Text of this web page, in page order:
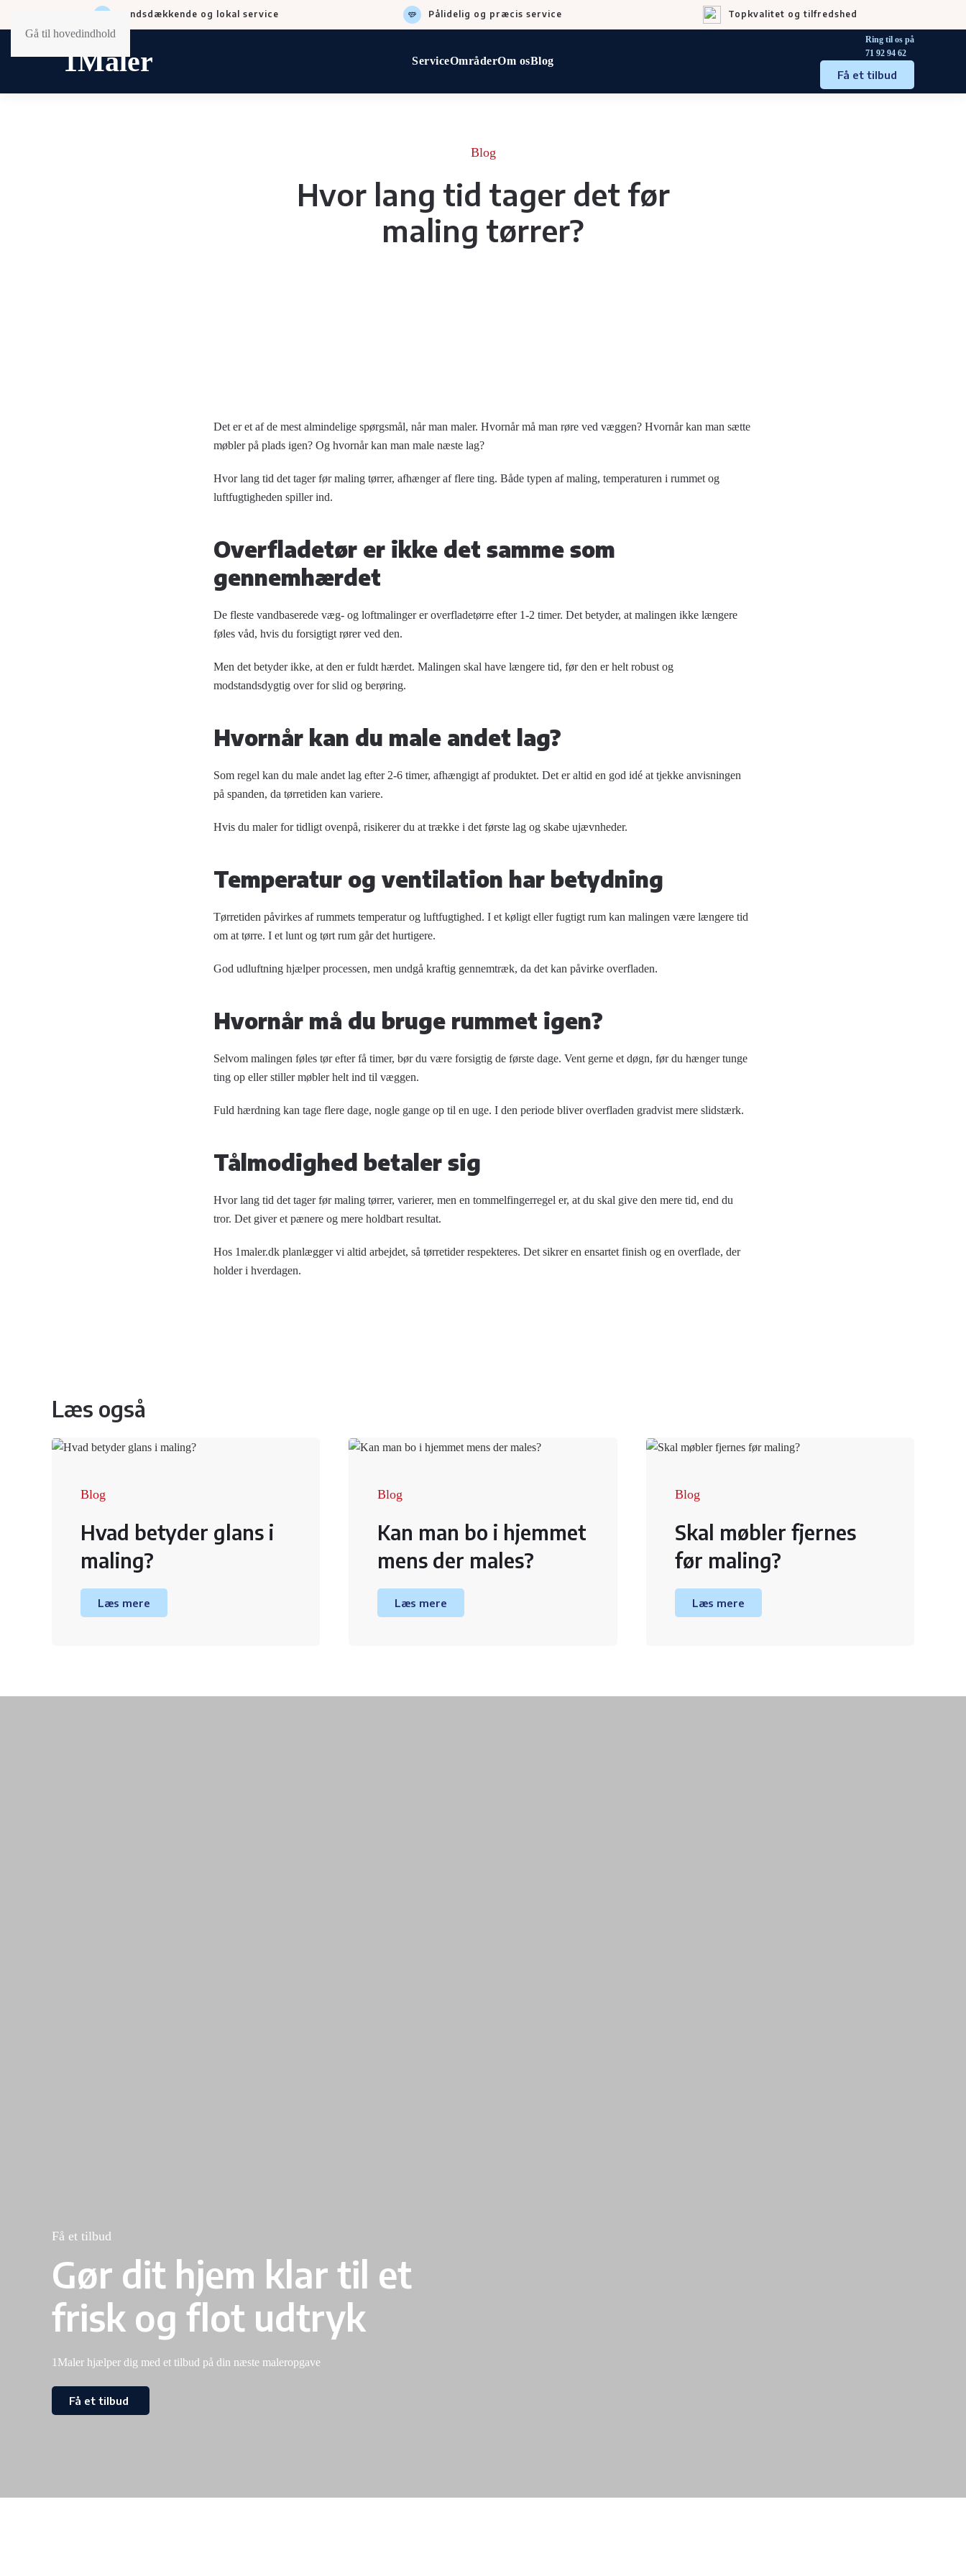
Gå til hovedindhold
ServiceOmråderOm osBlog
Ring til os på
71 92 94 62
Få et tilbud
Landsdækkende og lokal service Pålidelig og præcis service Topkvalitet og tilfredshed
Blog
Hvor lang tid tager det før
maling tørrer?
Det er et af de mest almindelige spørgsmål, når man maler. Hvornår må man røre ved væggen? Hvornår kan man sætte
møbler på plads igen? Og hvornår kan man male næste lag?
Hvor lang tid det tager før maling tørrer, afhænger af flere ting. Både typen af maling, temperaturen i rummet og
luftfugtigheden spiller ind.
Overfladetør er ikke det samme som
gennemhærdet
De fleste vandbaserede væg- og loftmalingerer overfladetørre efter 1-2 timer. Det betyder, at malingen ikke længere
føles våd, hvis du forsigtigt rører ved den.
Men det betyder ikke, at den er fuldt hærdet. Malingen skal have længere tid, før den er helt robust og
modstandsdygtig over for slid og berøring.
Hvornår kan du male andet lag?
Som regel kan du male andet lag efter 2-6 timer, afhængigt af produktet. Det er altid en god idé at tjekke anvisningen
på spanden, da tørretiden kan variere.
Hvis du maler for tidligt ovenpå, risikerer du at trække i det første lag og skabe ujævnheder.
Temperatur og ventilation har betydning
Tørretiden påvirkes af rummets temperatur og luftfugtighed. I et køligt eller fugtigt rum kan malingen være længere tid
om at tørre. I et lunt og tørt rum går det hurtigere.
God udluftning hjælper processen, men undgå kraftig gennemtræk, da det kan påvirke overfladen.
Hvornår må du bruge rummet igen?
Selvom malingen føles tør efter få timer, bør du være forsigtig de første dage. Vent gerne et døgn, før du hænger tunge
ting op eller stiller møbler helt ind til væggen.
Fuld hærdning kan tage flere dage, nogle gange op til en uge. I den periode bliver overfladen gradvist mere slidstærk.
Tålmodighed betaler sig
Hvor lang tid det tager før maling tørrer, varierer, men en tommelfingerregel er, at du skal give den mere tid, end du
tror. Det giver et pænere og mere holdbart resultat.
Hos 1maler.dk planlægger vi altid arbejdet, så tørretider respekteres. Det sikrer en ensartet finish og en overflade, der
holder i hverdagen.
Læs også
Blog
Hvad betyder glans i
maling?
Læs mere
Blog
Kan man bo i hjemmet
mens der males?
Læs mere
Blog
Skal møbler fjernes
før maling?
Læs mere
Få et tilbud
Gør dit hjem klar til et
frisk og flot udtryk
1Maler hjælper dig med et tilbud på din næste maleropgave
Få et tilbud